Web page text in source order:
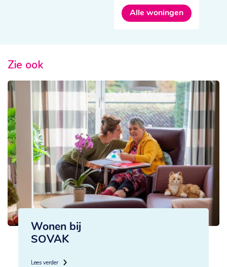
Alle woningen
Zie ook
Wonen bij
SOVAK
Lees verder